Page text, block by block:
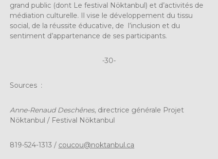
grand public (dont Le festival Nöktanbul) et d’activités de
médiation culturelle. Il vise le développement du tissu
social, de la réussite éducative, de l’inclusion et du
sentiment d’appartenance de ses participants.
-30-
Sources :
Anne-Renaud Deschênes, directrice générale Projet
Nöktanbul / Festival Nöktanbul
819-524-1313 / coucou@noktanbul.ca